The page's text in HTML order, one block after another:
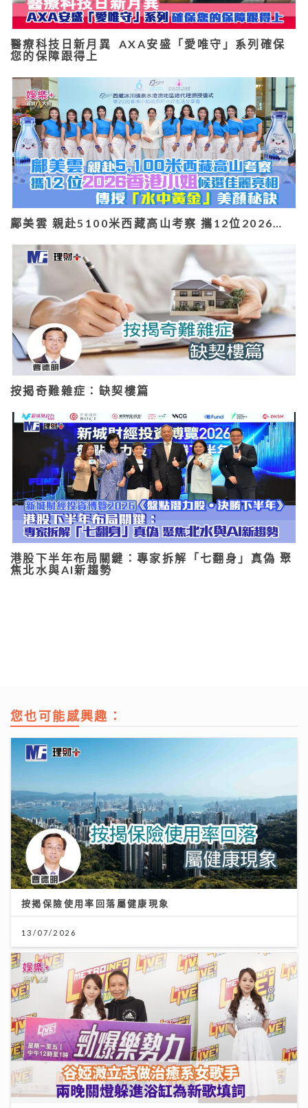
醫療科技日新月異 AXA安盛「愛唯守」系列確保
您的保障跟得上
鄺美雲 親赴5100米西藏高山考察 攜12位2026…
按揭奇難雜症：缺契樓篇
港股下半年布局關鍵：專家拆解「七翻身」真偽 聚
焦北水與AI新趨勢
您也可能感興趣：
按揭保險使用率回落屬健康現象
13/07/2026